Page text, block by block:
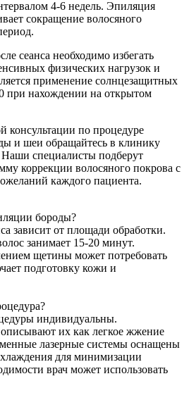
4-6 недель. Эпиляция
сокращение волосяного
сеанса необходимо избегать
физических нагрузок и
применение солнцезащитных
при нахождении на открытом
консультации по процедуре
и шеи обращайтесь в клинику
Наши специалисты подберут
коррекции волосяного покрова с
каждого пациента.
бороды?
зависит от площади обработки.
занимает 15-20 минут.
щетины может потребовать
подготовку кожи и
индивидуальны.
их как легкое жжение
лазерные системы оснащены
для минимизации
врач может использовать